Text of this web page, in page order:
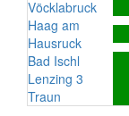
Vöcklabruck
Haag am
Hausruck
Bad Ischl
Lenzing 3
Traun